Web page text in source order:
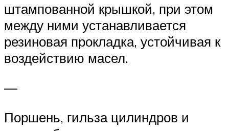
штампованной крышкой, при этом
между ними устанавливается
резиновая прокладка, устойчивая к
воздействию масел.
—
Поршень, гильза цилиндров и